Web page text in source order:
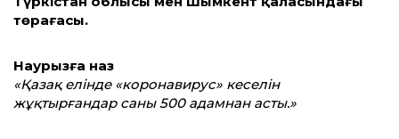
төрағасы.
Наурызға наз
«Қазақ елінде «коронавирус» кеселін
жұқтырғандар саны 500 адамнан асты.»